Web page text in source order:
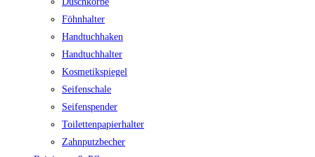
Föhnhalter
Handtuchhaken
Handtuchhalter
Kosmetikspiegel
Seifenschale
Seifenspender
Toilettenpapierhalter
Zahnputzbecher